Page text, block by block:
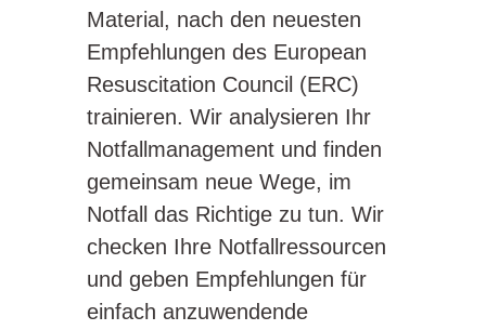
Material, nach den neuesten
Empfehlungen des European
Resuscitation Council (ERC)
trainieren. Wir analysieren Ihr
Notfallmanagement und finden
gemeinsam neue Wege, im
Notfall das Richtige zu tun. Wir
checken Ihre Notfallressourcen
und geben Empfehlungen für
einfach anzuwendende